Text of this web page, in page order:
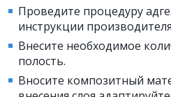
Проведите процедуру
инструкции
Внесите необходимое
полость.
Вносите композитный